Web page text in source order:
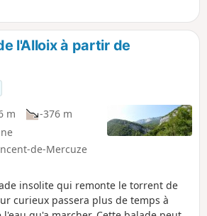
de l'extrémité
Roches, qui ne
du GR® de
Roches" qui reste plus
entière est trop
en inspirer pour
l'Alloix à partir de
m
-376 m
de-Mercuze
insolite qui remonte le torrent de
curieux passera plus de temps à